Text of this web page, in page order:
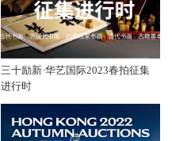
三十励新·华艺国际2023春拍征集
进行时